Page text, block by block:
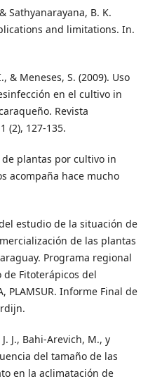
Sathyanarayana, B. K.
and limitations. In.
& Meneses, S. (2009). Uso
en el cultivo in
Revista
(2), 127-135.
de plantas por cultivo in
acompaña hace mucho
estudio de la situación de
de las plantas
Programa regional
Fitoterápicos del
PLAMSUR. Informe Final de
J., Bahi-Arevich, M., y
del tamaño de las
en la aclimatación de